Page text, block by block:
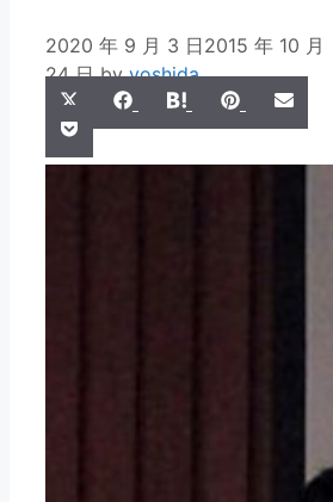
2020 年 9 月 3 日2015 年 10 月
24 日 byyoshida
Share
on
(Twitter)
Share
on
Facebook
Share
on
Hatena Share
on
PinterestShare
on
Share
on
Pocket